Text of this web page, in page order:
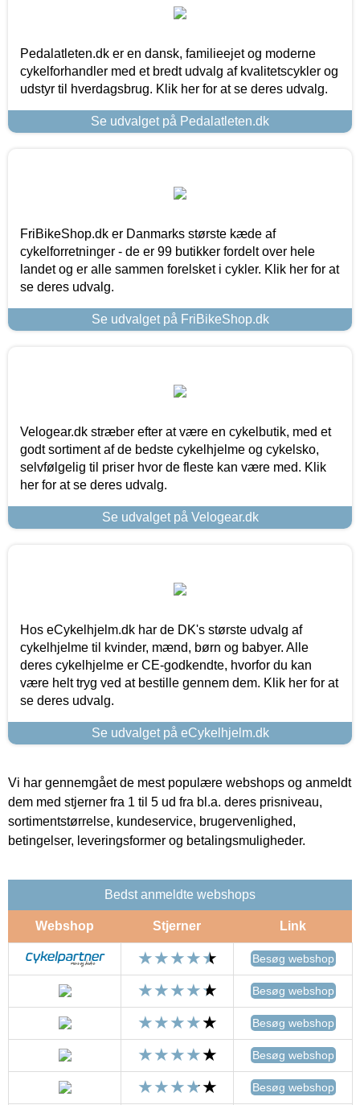
Pedalatleten.dk er en dansk, familieejet og moderne
cykelforhandler med et bredt udvalg af kvalitetscykler og
udstyr til hverdagsbrug. Klik her for at se deres udvalg.
Se udvalget på Pedalatleten.dk
FriBikeShop.dk er Danmarks største kæde af
cykelforretninger - de er 99 butikker fordelt over hele
landet og er alle sammen forelsket i cykler. Klik her for at
se deres udvalg.
Se udvalget på FriBikeShop.dk
Velogear.dk stræber efter at være en cykelbutik, med et
godt sortiment af de bedste cykelhjelme og cykelsko,
selvfølgelig til priser hvor de fleste kan være med. Klik
her for at se deres udvalg.
Se udvalget på Velogear.dk
Hos eCykelhjelm.dk har de DK's største udvalg af
cykelhjelme til kvinder, mænd, børn og babyer. Alle
deres cykelhjelme er CE-godkendte, hvorfor du kan
være helt tryg ved at bestille gennem dem. Klik her for at
se deres udvalg.
Se udvalget på eCykelhjelm.dk
Vi har gennemgået de mest populære webshops og anmeldt
dem med stjerner fra 1 til 5 ud fra bl.a. deres prisniveau,
sortimentstørrelse, kundeservice, brugervenlighed,
betingelser, leveringsformer og betalingsmuligheder.
Bedst anmeldte webshops
Webshop Stjerner Link
Besøg webshop
Besøg webshop
Besøg webshop
Besøg webshop
Besøg webshop